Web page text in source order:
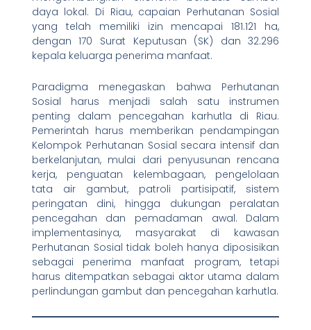
daya lokal. Di Riau, capaian Perhutanan Sosial
yang telah memiliki izin mencapai 181.121 ha,
dengan 170 Surat Keputusan (SK) dan 32.296
kepala keluarga penerima manfaat.
Paradigma menegaskan bahwa Perhutanan
Sosial harus menjadi salah satu instrumen
penting dalam pencegahan karhutla di Riau.
Pemerintah harus memberikan pendampingan
Kelompok Perhutanan Sosial secara intensif dan
berkelanjutan, mulai dari penyusunan rencana
kerja, penguatan kelembagaan, pengelolaan
tata air gambut, patroli partisipatif, sistem
peringatan dini, hingga dukungan peralatan
pencegahan dan pemadaman awal. Dalam
implementasinya, masyarakat di kawasan
Perhutanan Sosial tidak boleh hanya diposisikan
sebagai penerima manfaat program, tetapi
harus ditempatkan sebagai aktor utama dalam
perlindungan gambut dan pencegahan karhutla.